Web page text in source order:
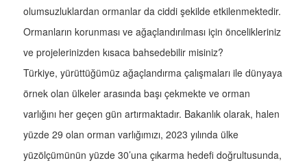
olumsuzluklardan ormanlar da ciddi şekilde etkilenmektedir.
Ormanların korunması ve ağaçlandırılması için öncelikleriniz
ve projelerinizden kısaca bahsedebilir misiniz?
Türkiye, yürüttüğümüz ağaçlandırma çalışmaları ile dünyaya
örnek olan ülkeler arasında başı çekmekte ve orman
varlığını her geçen gün artırmaktadır. Bakanlık olarak, halen
yüzde 29 olan orman varlığımızı, 2023 yılında ülke
yüzölçümünün yüzde 30’una çıkarma hedefi doğrultusunda,